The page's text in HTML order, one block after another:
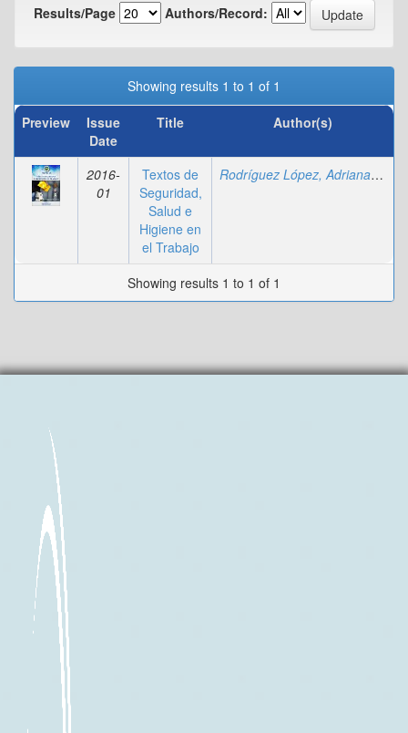
Results/Page
Authors/Record:
Showing results 1 to 1 of 1
Preview
Issue
Date
Title Author(s)
2016-
01
Textos de
Seguridad,
Salud e
Higiene en
el Trabajo
Rodríguez López, Adriana
;
Showing results 1 to 1 of 1